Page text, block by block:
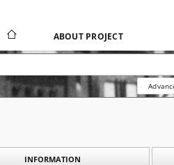
ABOUT PROJECT
INFORMATION